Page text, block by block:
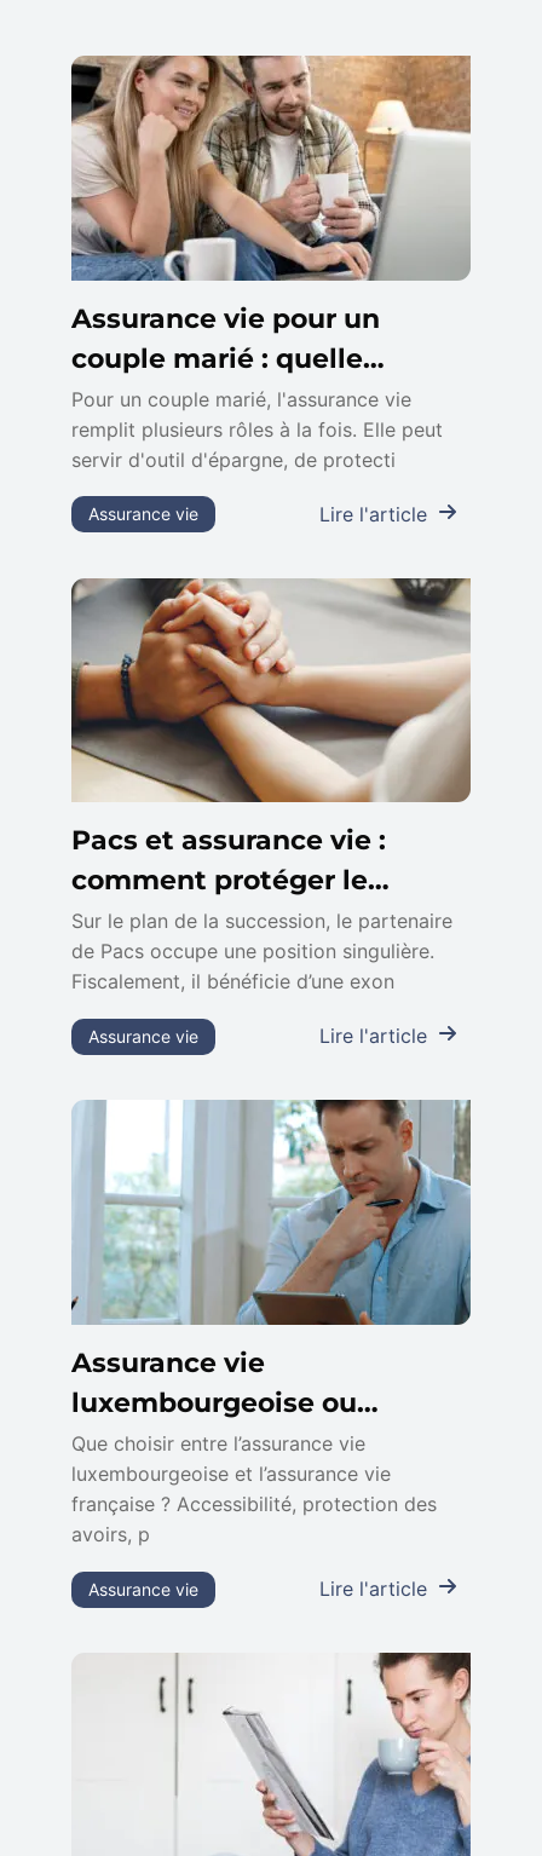
Assurance vie pour un
couple marié : quelle
stratégie adopter ?
Pour un couple marié, l'assurance vie
remplit plusieurs rôles à la fois. Elle peut
servir d'outil d'épargne, de protecti
Lire l'article
Assurance vie
Pacs et assurance vie :
comment protéger le
partenaire survivant
Sur le plan de la succession, le partenaire
de Pacs occupe une position singulière.
Fiscalement, il bénéficie d’une exon
Lire l'article
Assurance vie
Assurance vie
luxembourgeoise ou
française : différences, quel
contrat choisir
Que choisir entre l’assurance vie
luxembourgeoise et l’assurance vie
française ? Accessibilité, protection des
avoirs, p
Lire l'article
Assurance vie